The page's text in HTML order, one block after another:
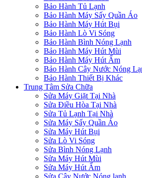
Bảo Hành Tủ Lạnh
Bảo Hành Máy Sấy Quần Áo
Bảo Hành Máy Hút Bụi
Bảo Hành Lò Vi Sóng
Bảo Hành Bình Nóng Lạnh
Bảo Hành Máy Hút Mùi
Bảo Hành Máy Hút Ẩm
Bảo Hành Cây Nước Nóng
Bảo Hành Thiết Bị Khác
Trung Tâm Sửa Chữa
Sửa Máy Giặt Tại Nhà
Sửa Điều Hòa Tại Nhà
Sửa Tủ Lạnh Tại Nhà
Sửa Máy Sấy Quần Áo
Sửa Máy Hút Bụi
Sửa Lò Vi Sóng
Sửa Bình Nóng Lạnh
Sửa Máy Hút Mùi
Sửa Máy Hút Ẩm
Sửa Cây Nước Nóng lạnh